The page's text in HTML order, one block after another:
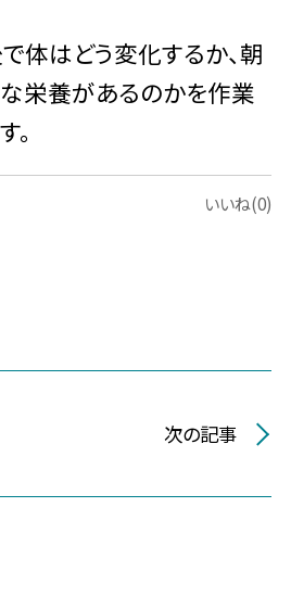
体はどう変化するか、朝
栄養があるのかを作業
いいね(0)
次の記事